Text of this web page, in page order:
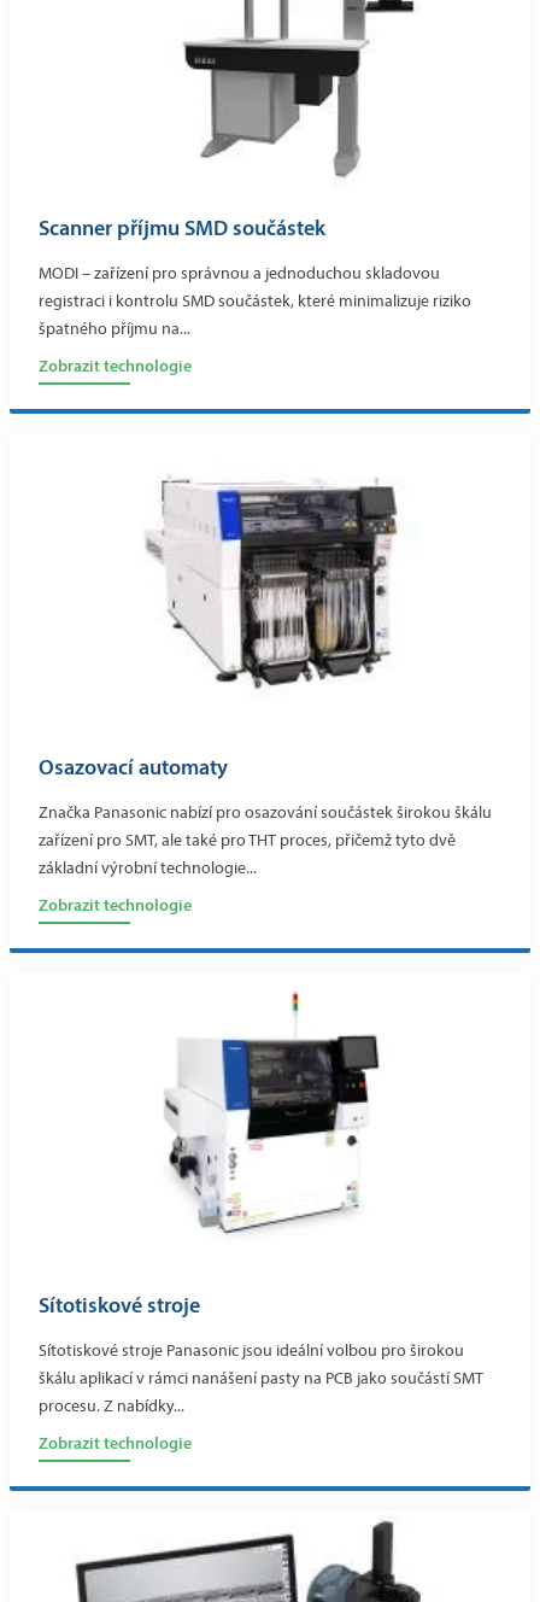
Scanner příjmu SMD součástek
MODI – zařízení pro správnou a jednoduchou skladovou
registraci i kontrolu SMD součástek, které minimalizuje riziko
špatného příjmu na...
Zobrazit technologie
Osazovací automaty
Značka Panasonic nabízí pro osazování součástek širokou škálu
zařízení pro SMT, ale také pro THT proces, přičemž tyto dvě
základní výrobní technologie...
Zobrazit technologie
Sítotiskové stroje
Sítotiskové stroje Panasonic jsou ideální volbou pro širokou
škálu aplikací v rámci nanášení pasty na PCB jako součástí SMT
procesu. Z nabídky...
Zobrazit technologie